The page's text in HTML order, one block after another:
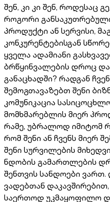
შენ, კი კი შენ, როდესაც
როგორი
პროდუქტი ან სერვისი,
კონკურენტებისგან
ყველა ადამიანი
ბრწყინვალების დროც და
განაცხადში? Რადგან
შემოგთავაზებთ შენი
კომუნიკაცია
მომხმარებლის მიერ
რამე, უბრალოდ იმიტომ
რომ შენი ან ჩვენს მიერ
შენი სურვილების
ნდობის გამართლების
შენთვის სანდოები ვართ.
ვადებთან
საერთოდ უკმაყოფილო